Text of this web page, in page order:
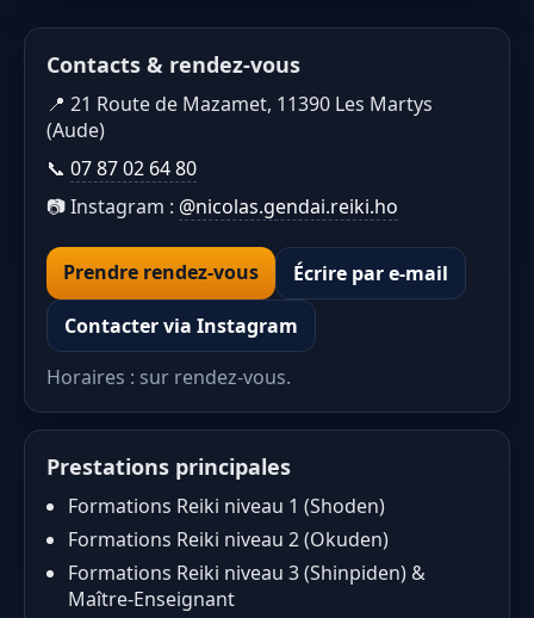
Contacts & rendez-vous
📍 21 Route de Mazamet, 11390 Les Martys
(Aude)
📞 07 87 02 64 80
📷 Instagram : @nicolas.gendai.reiki.ho
Prendre rendez-vous
Écrire par e-mail
Contacter via Instagram
Horaires : sur rendez-vous.
Prestations principales
Formations Reiki niveau 1 (Shoden)
Formations Reiki niveau 2 (Okuden)
Formations Reiki niveau 3 (Shinpiden) &
Maître-Enseignant